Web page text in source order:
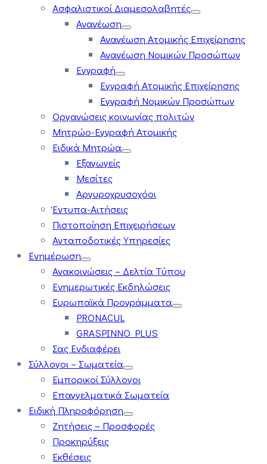
Ασφαλιστικοί Διαμεσολαβητές
Ανανέωση
Ανανέωση Ατομικής Επιχείρησης
Ανανέωση Νομικών Προσώπων
Εγγραφή
Εγγραφή Ατομικής Επιχείρησης
Εγγραφή Νομικών Προσώπων
Οργανώσεις κοινωνίας πολιτών
Μητρώο-Εγγραφή Ατομικής
Ειδικά Μητρώα
Εξαγωγείς
Μεσίτες
Αργυροχρυσοχόοι
Έντυπα-Αιτήσεις
Πιστοποίηση Επιχειρήσεων
Ανταποδοτικές Υπηρεσίες
Ενημέρωση
Ανακοινώσεις – Δελτία Τύπου
Ενημερωτικές Εκδηλώσεις
Ευρωπαϊκά Προγράμματα
PRONACUL
GRASPINNO PLUS
Σας Ενδιαφέρει
Σύλλογοι – Σωματεία
Εμπορικοί Σύλλογοι
Επαγγελματικά Σωματεία
Ειδική Πληροφόρηση
Ζητήσεις – Προσφορές
Προκηρύξεις
Εκθέσεις